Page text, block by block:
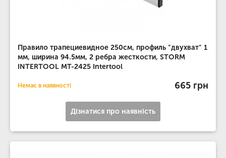
Правило трапециевидное 250см, профиль "двухват" 1
мм, ширина 94.5мм, 2 ребра жесткости, STORM
INTERTOOL MT-2425 Intertool
Немає в наявності 665 грн
Дізнатися про наявність